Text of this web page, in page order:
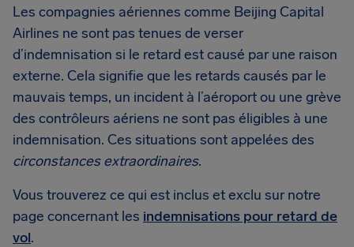
Les compagnies aériennes comme Beijing Capital
Airlines ne sont pas tenues de verser
d’indemnisation si le retard est causé par une raison
externe. Cela signifie que les retards causés par le
mauvais temps, un incident à l’aéroport ou une grève
des contrôleurs aériens ne sont pas éligibles à une
indemnisation. Ces situations sont appelées des
circonstances extraordinaires.
Vous trouverez ce qui est inclus et exclu sur notre
page concernant les indemnisations pour retard de
vol.